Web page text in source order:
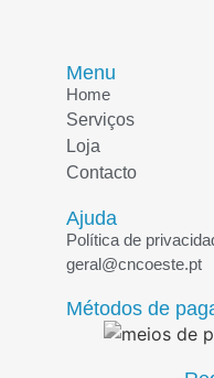
Menu
Home
Serviços
Loja
Contacto
Ajuda
Política de
geral@cncoeste.pt
Métodos de